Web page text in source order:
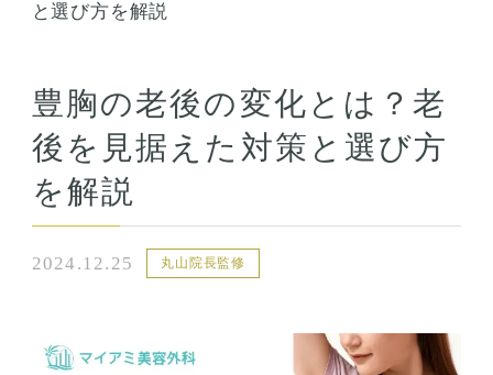
と選び方を解説
豊胸の老後の変化とは？老
後を見据えた対策と選び方
を解説
2024.12.25 丸山院長監修